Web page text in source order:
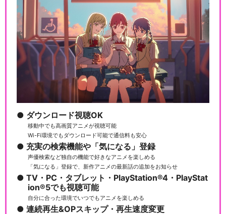
ダウンロード視聴OK
移動中でも高画質アニメが視聴可能
Wi-Fi環境でもダウンロード可能で通信料も安心
充実の検索機能や「気になる」登録
声優検索など独自の機能で好きなアニメを楽しめる
「気になる」登録で、新作アニメの最新話の追加をお知らせ
TV・PC・タブレット・PlayStation®4・PlayStat
ion®5でも視聴可能
自分に合った環境でいつでもアニメを楽しめる
連続再生&OPスキップ・再生速度変更